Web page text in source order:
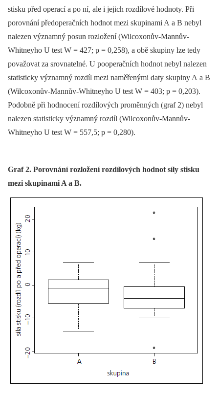
stisku před operací a po ní, ale i jejich rozdílové hodnoty. Při
porovnání předoperačních hodnot mezi skupinami A a B nebyl
nalezen významný posun rozložení (Wilcoxonův-Mannův-
Whitneyho U test W = 427; p = 0,258), a obě skupiny lze tedy
považovat za srovnatelné. U pooperačních hodnot nebyl nalezen
statisticky významný rozdíl mezi naměřenými daty skupiny A a B
(Wilcoxonův-Mannův-Whitneyho U test W = 403; p = 0,203).
Podobně při hodnocení rozdílových proměnných (graf 2) nebyl
nalezen statisticky významný rozdíl (Wilcoxonův-Mannův-
Whitneyho U test W = 557,5; p = 0,280).
Graf 2. Porovnání rozložení rozdílových hodnot síly stisku
mezi skupinami A a B.